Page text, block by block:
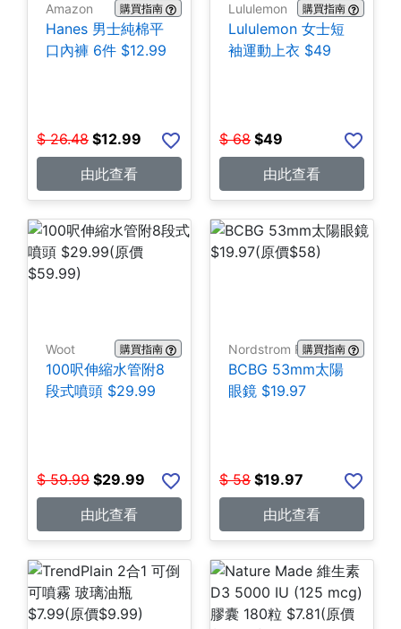
Amazon 購買指南
Hanes 男士純棉平
口內褲 6件 $12.99
$ 26.48 $12.99
由此查看
Lululemon 購買指南
Lululemon 女士短
袖運動上衣 $49
$ 68 $49
由此查看
Woot 購買指南
100呎伸縮水管附8
段式噴頭 $29.99
$ 59.99 $29.99
由此查看
Nordstrom Rack購買指南
BCBG 53mm太陽
眼鏡 $19.97
$ 58 $19.97
由此查看